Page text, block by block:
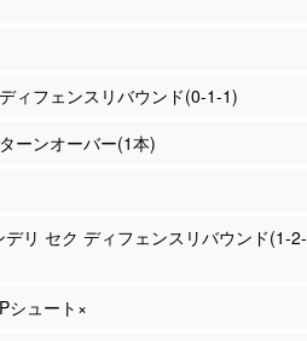
ィフェンスリバウンド(0-1-1)
ーンオーバー(1本)
リ セク ディフェンスリバウンド(1-2-
シュート×